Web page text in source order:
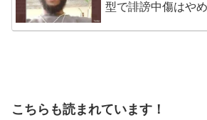
型で誹謗中傷はや
こちらも読まれています！